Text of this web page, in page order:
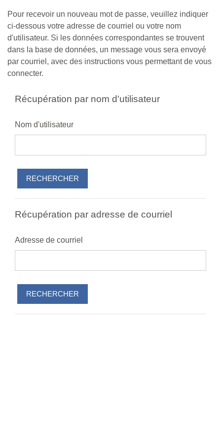
Pour recevoir un nouveau mot de passe, veuillez indiquer
ci-dessous votre adresse de courriel ou votre nom
d'utilisateur. Si les données correspondantes se trouvent
dans la base de données, un message vous sera envoyé
par courriel, avec des instructions vous permettant de vous
connecter.
Récupération par nom d'utilisateur
Nom d'utilisateur
Récupération par adresse de courriel
Adresse de courriel